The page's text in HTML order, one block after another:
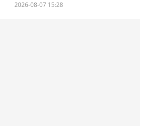
2026-08-07 15:28